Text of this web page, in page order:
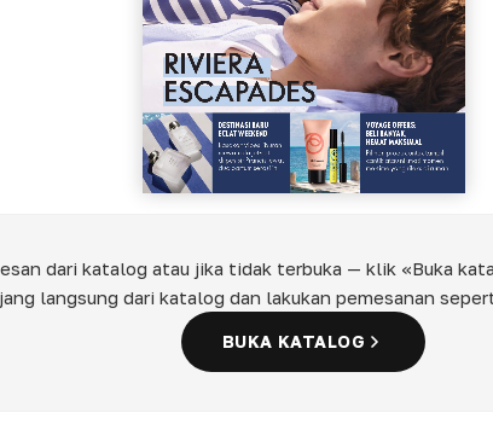
dari katalog atau jika tidak terbuka — klik «Buka
langsung dari katalog dan lakukan pemesanan
BUKA KATALOG